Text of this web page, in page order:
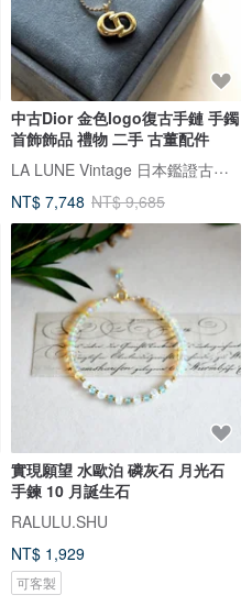
中古Dior 金色logo復古手鏈 手鐲
首飾飾品 禮物 二手 古董配件
LA LUNE Vintage 日本鑑證古董品選物店
NT$ 7,748 NT$ 9,685
實現願望 水歐泊 磷灰石 月光石
手鍊 10 月誕生石
RALULU.SHU
NT$ 1,929
可客製